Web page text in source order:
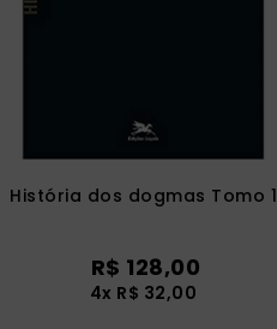
História dos dogmas Tomo 1
R$ 128,00
4x R$ 32,00